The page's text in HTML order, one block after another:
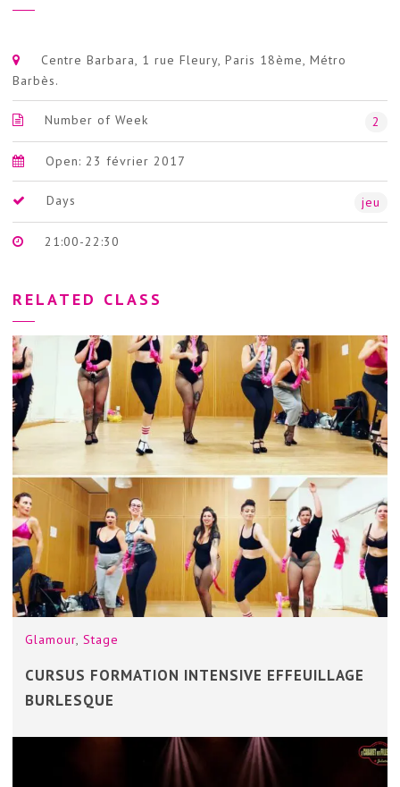
Centre Barbara, 1 rue Fleury, Paris 18ème, Métro
Barbès.
Number of Week 2
Open: 23 février 2017
Days jeu
21:00-22:30
RELATED CLASS
Glamour Stage
CURSUS FORMATION INTENSIVE EFFEUILLAGE
BURLESQUE